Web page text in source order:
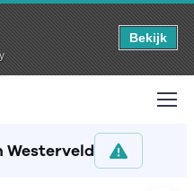
Bekijk
Westerveld